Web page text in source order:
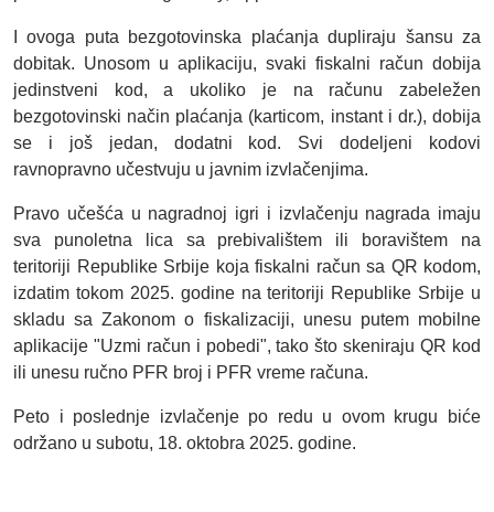
I ovoga puta bezgotovinska plaćanja dupliraju šansu za
dobitak. Unosom u aplikaciju, svaki fiskalni račun dobija
jedinstveni kod, a ukoliko je na računu zabeležen
bezgotovinski način plaćanja (karticom, instant i dr.), dobija
se i još jedan, dodatni kod. Svi dodeljeni kodovi
ravnopravno učestvuju u javnim izvlačenjima.
Pravo učešća u nagradnoj igri i izvlačenju nagrada imaju
sva punoletna lica sa prebivalištem ili boravištem na
teritoriji Republike Srbije koja fiskalni račun sa QR kodom,
izdatim tokom 2025. godine na teritoriji Republike Srbije u
skladu sa Zakonom o fiskalizaciji, unesu putem mobilne
aplikacije "Uzmi račun i pobedi", tako što skeniraju QR kod
ili unesu ručno PFR broj i PFR vreme računa.
Peto i poslednje izvlačenje po redu u ovom krugu biće
održano u subotu, 18. oktobra 2025. godine.